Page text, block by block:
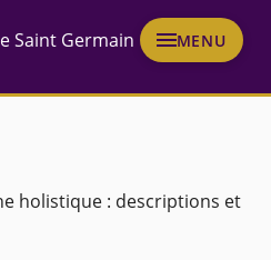
Saint Germain MENU
holistique : descriptions et